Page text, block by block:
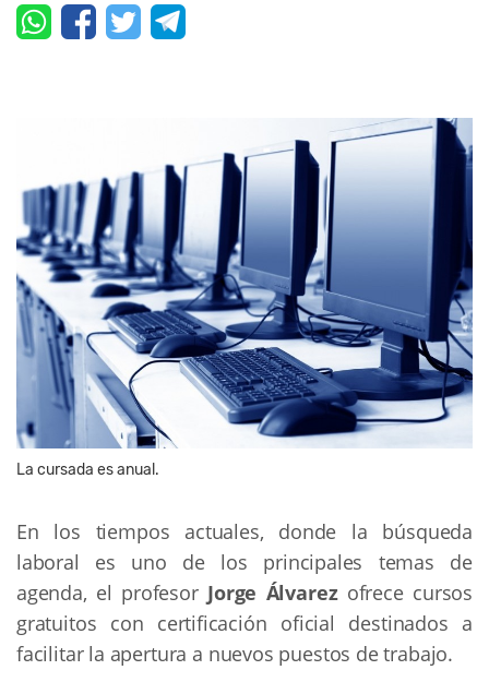
La cursada es anual.
En los tiempos actuales, donde la búsqueda
laboral es uno de los principales temas de
agenda, el profesor Jorge Álvarezofrece cursos
gratuitos con certificación oficial destinados a
facilitar la apertura a nuevos puestos de trabajo.